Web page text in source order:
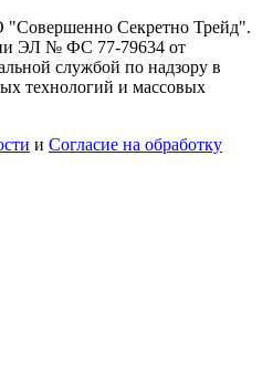
Секретно Трейд".
ЭЛ № ФС 77-79634 от
службой по надзору в
технологий и массовых
и Согласие на обработку